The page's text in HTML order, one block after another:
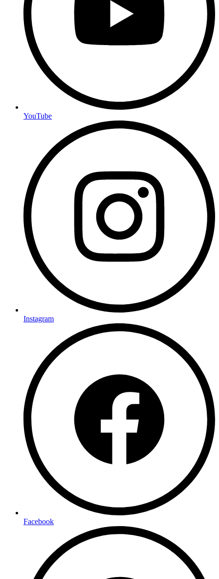
YouTube
Instagram
Facebook